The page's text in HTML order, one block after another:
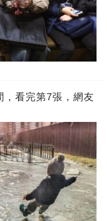
，看完第7張，網友